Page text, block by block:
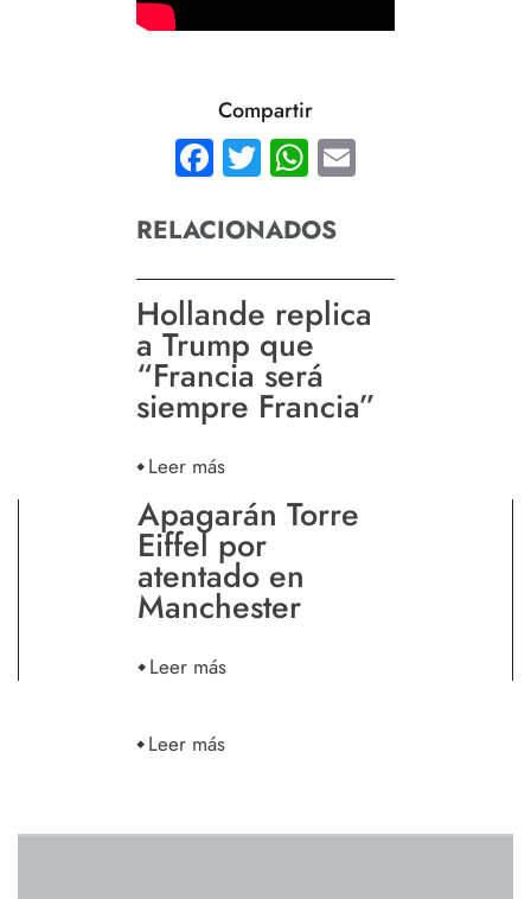
Compartir
Facebook
TwitterWhatsApp
RELACIONADOS
Hollande replica
a Trump que
“Francia será
siempre Francia”
Leer más
Apagarán Torre
Eiffel por
atentado en
Manchester
Leer más
Leer más